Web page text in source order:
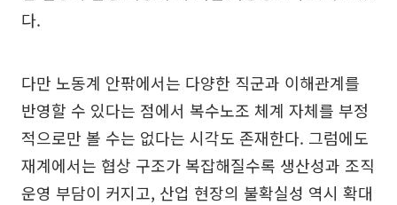
다.
다만 노동계 안팎에서는 다양한 직군과 이해관계를
반영할 수 있다는 점에서 복수노조 체계 자체를 부정
적으로만 볼 수는 없다는 시각도 존재한다. 그럼에도
재계에서는 협상 구조가 복잡해질수록 생산성과 조직
운영 부담이 커지고, 산업 현장의 불확실성 역시 확대